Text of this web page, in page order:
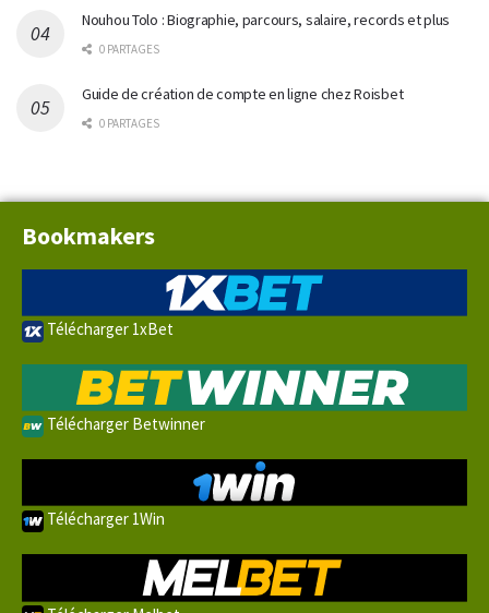
Nouhou Tolo : Biographie, parcours, salaire, records et plus
0 PARTAGES
Guide de création de compte en ligne chez Roisbet
0 PARTAGES
Bookmakers
Télécharger 1xBet
Télécharger Betwinner
Télécharger 1Win